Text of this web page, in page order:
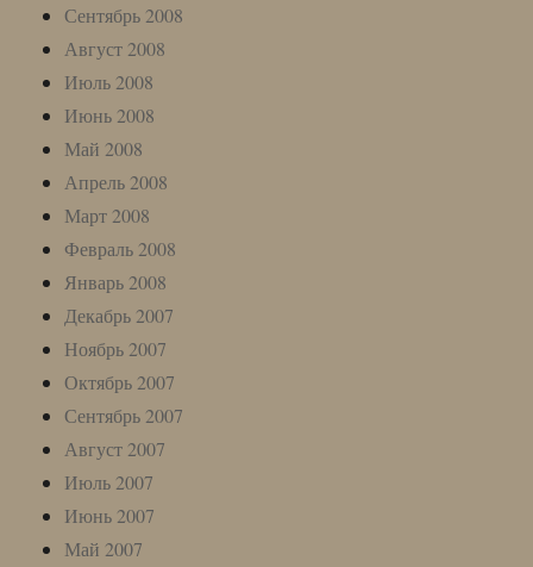
Сентябрь 2008
Август 2008
Июль 2008
Июнь 2008
Май 2008
Апрель 2008
Март 2008
Февраль 2008
Январь 2008
Декабрь 2007
Ноябрь 2007
Октябрь 2007
Сентябрь 2007
Август 2007
Июль 2007
Июнь 2007
Май 2007